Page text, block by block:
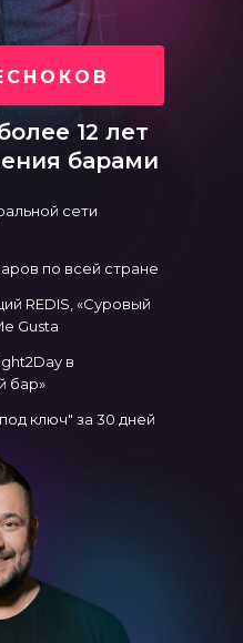
12 лет
барами
сети
по всей стране
в
бар»
REDIS, «Суровый
Gusta
ключ" за 30 дней